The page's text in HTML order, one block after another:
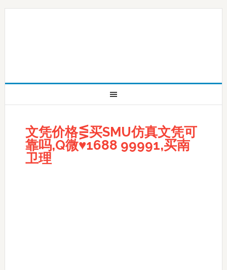
文凭价格⋚买SMU仿真文凭可
靠吗,Q微♥1688 99991,买南
卫理